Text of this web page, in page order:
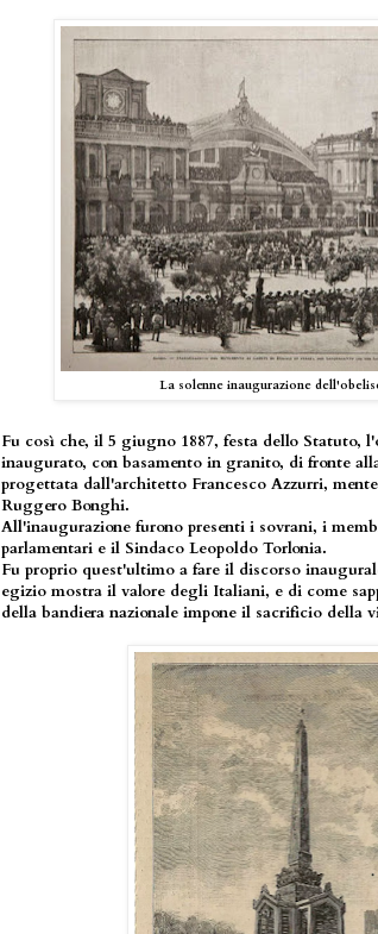
La solenne inaugurazione
Fu così che, il 5 giugno 1887, festa dello Statuto,
inaugurato, con basamento in granito, di fronte
progettata dall'architetto Francesco Azzurri,
Ruggero Bonghi.
All'inaugurazione furono presenti i sovrani, i
parlamentari e il Sindaco Leopoldo Torlonia.
Fu proprio quest'ultimo a fare il discorso
egizio mostra il valore degli Italiani, e di come
della bandiera nazionale impone il sacrificio della